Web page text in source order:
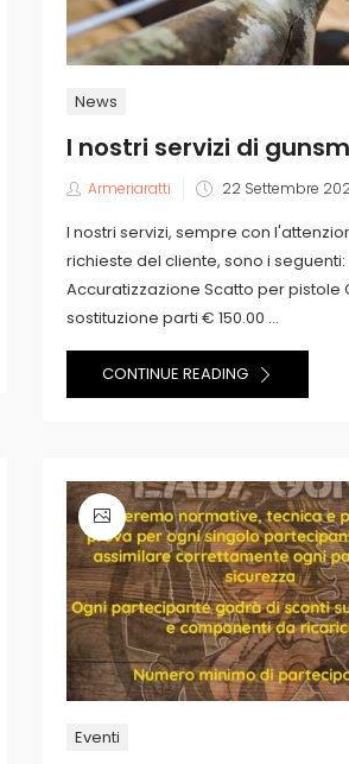
News
I nostri servizi di
Armeriaratti
Posted
22 Settembre
I nostri servizi, sempre con
richieste del cliente, sono i seguenti:
Accuratizzazione Scatto per pistole
sostituzione parti € 150.00 ...
CONTINUE READING
Eventi